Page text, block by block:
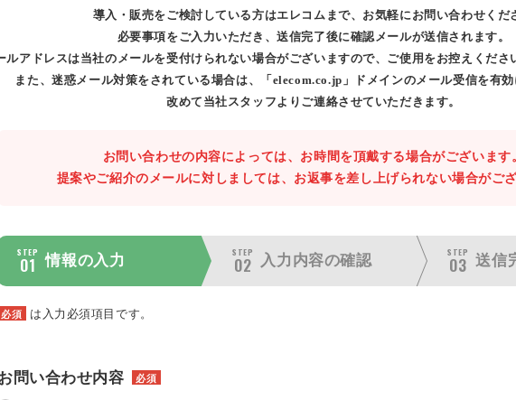
導入・販売をご検討している方はエレコムまで、お気軽にお問い合わせくだ
必要事項をご入力いただき、送信完了後に確認メールが送信されます。
ルアドレスは当社のメールを受付けられない場合がございますので、ご使用をお控えくださ
また、迷惑メール対策をされている場合は、「elecom.co.jp」ドメインのメール受信を有効
改めて当社スタッフよりご連絡させていただきます。
お問い合わせの内容によっては、お時間を頂戴する場合がございます
提案やご紹介のメールに対しましては、お返事を差し上げられない場合がござ
STEP
01 情報の入力
STEP
02 入力内容の確認
STEP
03 送信
必須 は入力必須項目です。
問い合わせ内容 必須